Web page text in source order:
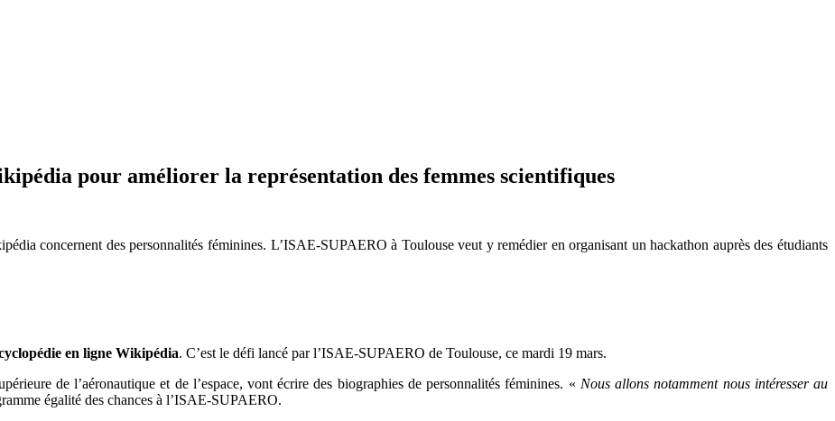
pour améliorer la représentation des femmes scientifiques
concernent des personnalités féminines. L’ISAE-SUPAERO à Toulouse veut y remédier en organisant un hackathon auprès des étudiants
en ligne Wikipédia. C’est le défi lancé par l’ISAE-SUPAERO de Toulouse, ce mardi 19 mars.
de l’aéronautique et de l’espace, vont écrire des biographies de personnalités féminines. « Nous allons notamment nous intéresser au
égalité des chances à l’ISAE-SUPAERO.